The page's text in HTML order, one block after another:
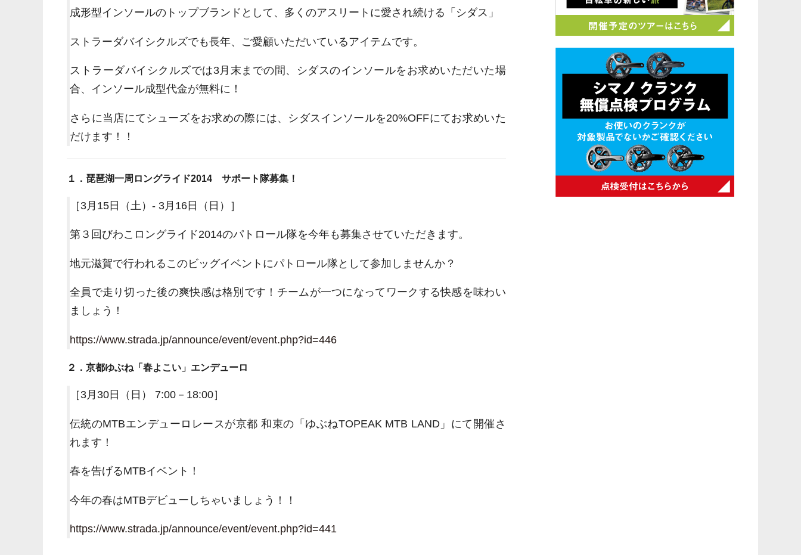
成形型インソールのトップブランドとして、多くのアスリートに愛され続ける「シダス」
ストラーダバイシクルズでも長年、ご愛顧いただいているアイテムです。
ストラーダバイシクルズでは3月末までの間、シダスのインソールをお求めいただいた場
合、インソール成型代金が無料に！
さらに当店にてシューズをお求めの際には、シダスインソールを20%OFFにてお求めいた
だけます！！
１．琵琶湖一周ロングライド2014 サポート隊募集！
［3月15日（土）- 3月16日（日）］
第３回びわこロングライド2014のパトロール隊を今年も募集させていただきます。
地元滋賀で行われるこのビッグイベントにパトロール隊として参加しませんか？
全員で走り切った後の爽快感は格別です！チームが一つになってワークする快感を味わい
ましょう！
https://www.strada.jp/announce/event/event.php?id=446
２．京都ゆぶね「春よこい」エンデューロ
［3月30日（日） 7:00－18:00］
伝統のMTBエンデューロレースが京都 和束の「ゆぶねTOPEAK MTB LAND」にて開催さ
れます！
春を告げるMTBイベント！
今年の春はMTBデビューしちゃいましょう！！
https://www.strada.jp/announce/event/event.php?id=441